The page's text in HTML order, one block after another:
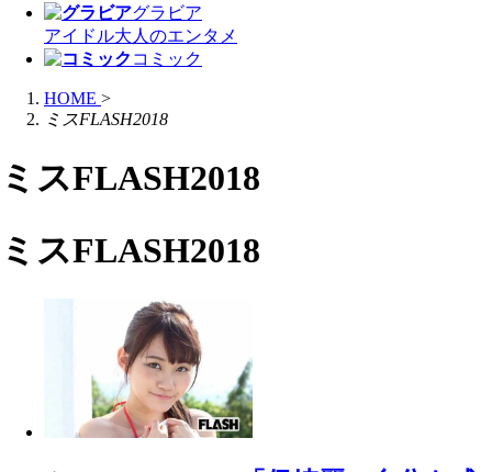
グラビア
アイドル大人のエンタメ
コミック
HOME >
ミスFLASH2018
ミスFLASH2018
ミスFLASH2018